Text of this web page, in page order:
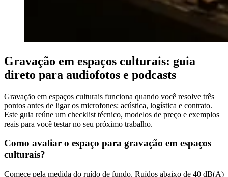
Gravação em espaços culturais: guia
direto para audiofotos e podcasts
Gravação em espaços culturais funciona quando você resolve três
pontos antes de ligar os microfones: acústica, logística e contrato.
Este guia reúne um checklist técnico, modelos de preço e exemplos
reais para você testar no seu próximo trabalho.
Como avaliar o espaço para gravação em espaços
culturais?
Comece pela medida do ruído de fundo. Ruídos abaixo de 40 dB(A)